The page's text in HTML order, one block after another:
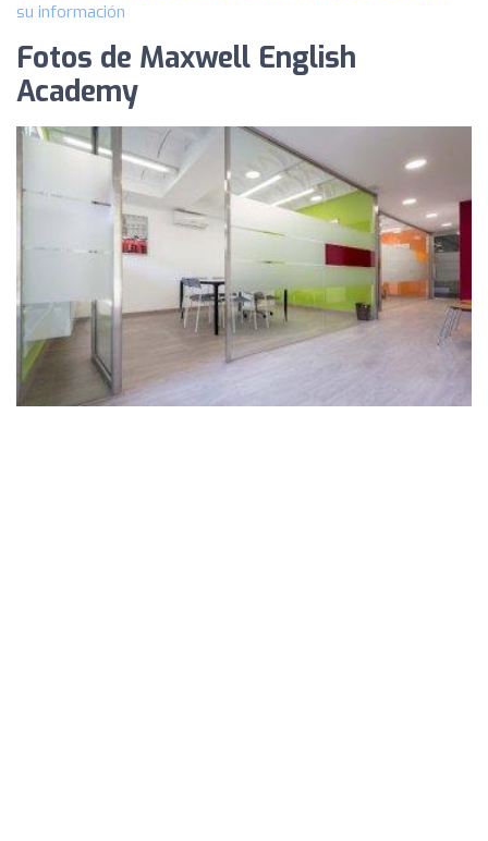
su información
Fotos de Maxwell English
Academy